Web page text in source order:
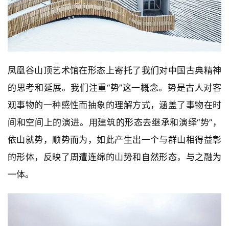
凤凰谷山顶艺术馆在形态上寄托了我们对中国古典精神
的思考和延展。我们注重“势”这一概念。势是古人对客
观事物的一种感性而抽象的理解方式，涵盖了事物在时
间和空间上的演进。用建筑的形态去继承和演绎“势”，
依山就势，顺势而为，如此产生出一个与群山相得益彰
的形体，反映了周遭连绵的山势和自然形态，与之融为
一体。